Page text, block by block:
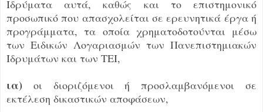
Ιδρύματα αυτά, καθώς και το επιστημονικό
προσωπικό που απασχολείται σε ερευνητικά έργα ή
προγράμματα, τα οποία χρηματοδοτούνται μέσω
των Ειδικών Λογαριασμών των Πανεπιστημιακών
Ιδρυμάτων και των ΤΕΙ,
ια) οι διοριζόμενοι ή προσλαμβανόμενοι σε
εκτέλεση δικαστικών αποφάσεων,